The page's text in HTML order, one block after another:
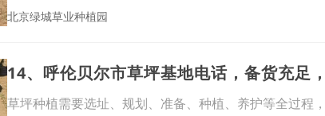
北京绿城草业种植园
14、‌呼伦贝尔市草坪基地电话，备货充足
草坪种植需要选址、规划、准备、种植、养护等全过程